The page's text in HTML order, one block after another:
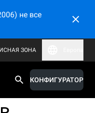
не все
ЗОНА
КОНФИГУРАТОР
с